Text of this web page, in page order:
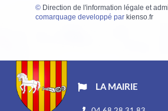
© Direction de l'information légale et
comarquage developpé par kienso.fr
LA MAIRIE